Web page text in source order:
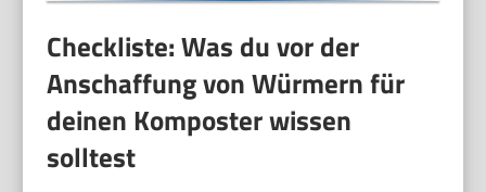
Checkliste: Was du vor der
Anschaffung von Würmern für
deinen Komposter wissen
solltest